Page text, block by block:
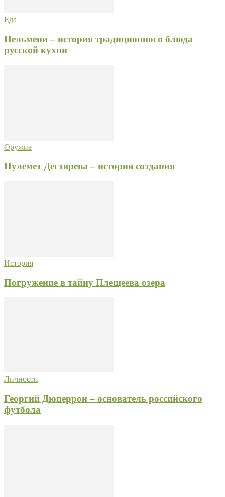
Еда
Пельмени – история традиционного блюда
русской кухни
Оружие
Пулемет Дегтярева – история создания
История
Погружение в тайну Плещеева озера
Личности
Георгий Дюперрон – основатель российского
футбола